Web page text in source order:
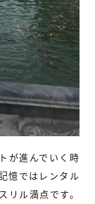
が進んでいく時
憶ではレンタル
リル満点です。